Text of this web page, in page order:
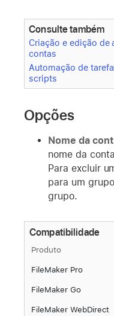
Consulte também
Criação e edição de
contas
Automação de
scripts
Opções
Nome da
nome da
Para excluir
para um
grupo.
Compatibilidade
Produto
FileMaker Pro
FileMaker Go
FileMaker WebDirect